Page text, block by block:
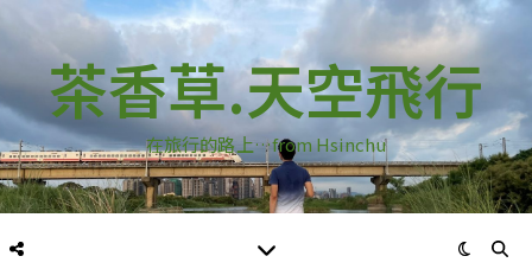
茶香草.天空飛行
在旅行的路上…from Hsinchu